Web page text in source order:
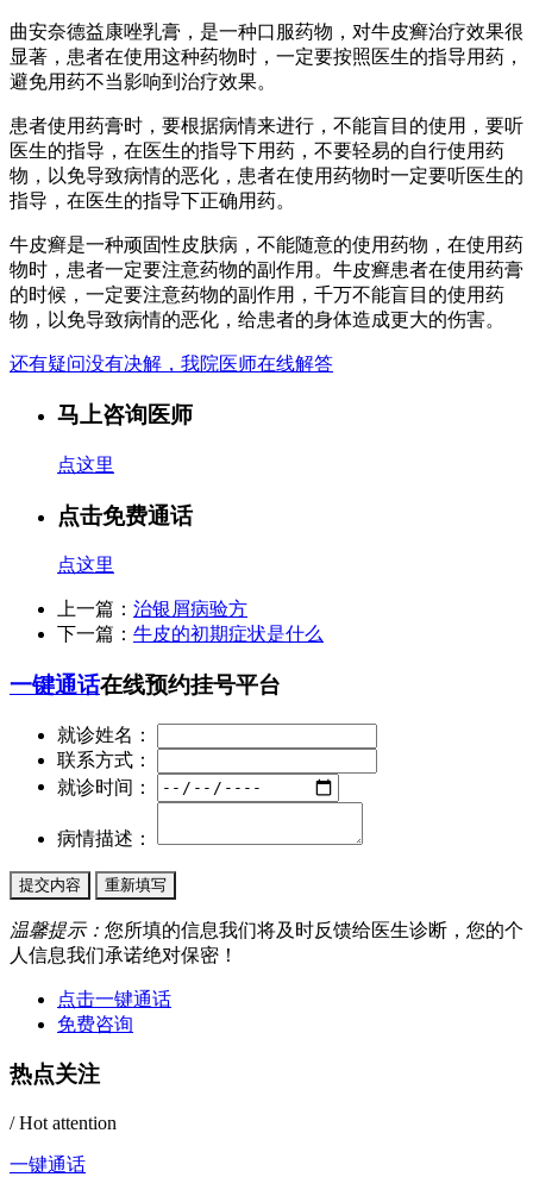
曲安奈德益康唑乳膏，是一种口服药物，对牛皮癣治疗效果很
显著，患者在使用这种药物时，一定要按照医生的指导用药，
避免用药不当影响到治疗效果。
患者使用药膏时，要根据病情来进行，不能盲目的使用，要听
医生的指导，在医生的指导下用药，不要轻易的自行使用药
物，以免导致病情的恶化，患者在使用药物时一定要听医生的
指导，在医生的指导下正确用药。
牛皮癣是一种顽固性皮肤病，不能随意的使用药物，在使用药
物时，患者一定要注意药物的副作用。牛皮癣患者在使用药膏
的时候，一定要注意药物的副作用，千万不能盲目的使用药
物，以免导致病情的恶化，给患者的身体造成更大的伤害。
还有疑问没有决解，我院医师在线解答
马上咨询医师
点这里
点击免费通话
点这里
上一篇： 治银屑病验方
下一篇： 牛皮的初期症状是什么
一键通话在线预约挂号平台
就诊姓名：
联系方式：
就诊时间：
病情描述：
温馨提示： 您所填的信息我们将及时反馈给医生诊断，您的个
人信息我们承诺绝对保密！
点击一键通话
免费咨询
热点关注
/ Hot attention
一键通话